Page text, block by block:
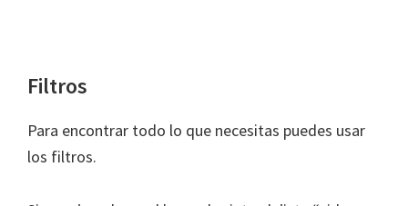
Filtros
Para encontrar todo lo que necesitas puedes usar
los filtros.